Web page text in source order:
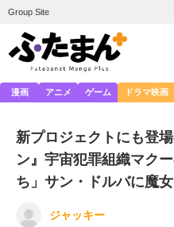
Group Site
漫画 アニメ ゲーム ドラマ映画
新プロジェクトにも登
ン』宇宙犯罪組織マク
ち」サン・ドルバに魔
ジャッキー